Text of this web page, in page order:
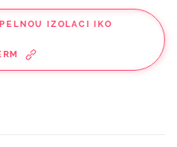
IZOLACI IKO